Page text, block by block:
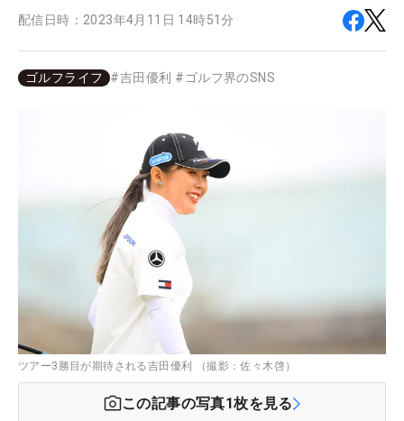
配信日時： 2023年4月11日 14時51分
ゴルフライフ #吉田優利 # ゴルフ界のSNS
ツアー3勝目が期待される吉田優利 （撮影：佐々木啓）
この記事の写真1枚を見る